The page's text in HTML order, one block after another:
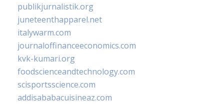
publikjurnalistik.org
juneteenthapparel.net
italywarm.com
journaloffinanceeconomics.com
kvk-kumari.org
foodscienceandtechnology.com
scisportsscience.com
addisababacuisineaz.com